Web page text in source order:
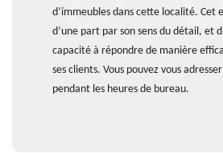
d’immeubles dans cette localité. Cet
d’une part par son sens du détail, et
capacité à répondre de manière
ses clients. Vous pouvez vous
pendant les heures de bureau.